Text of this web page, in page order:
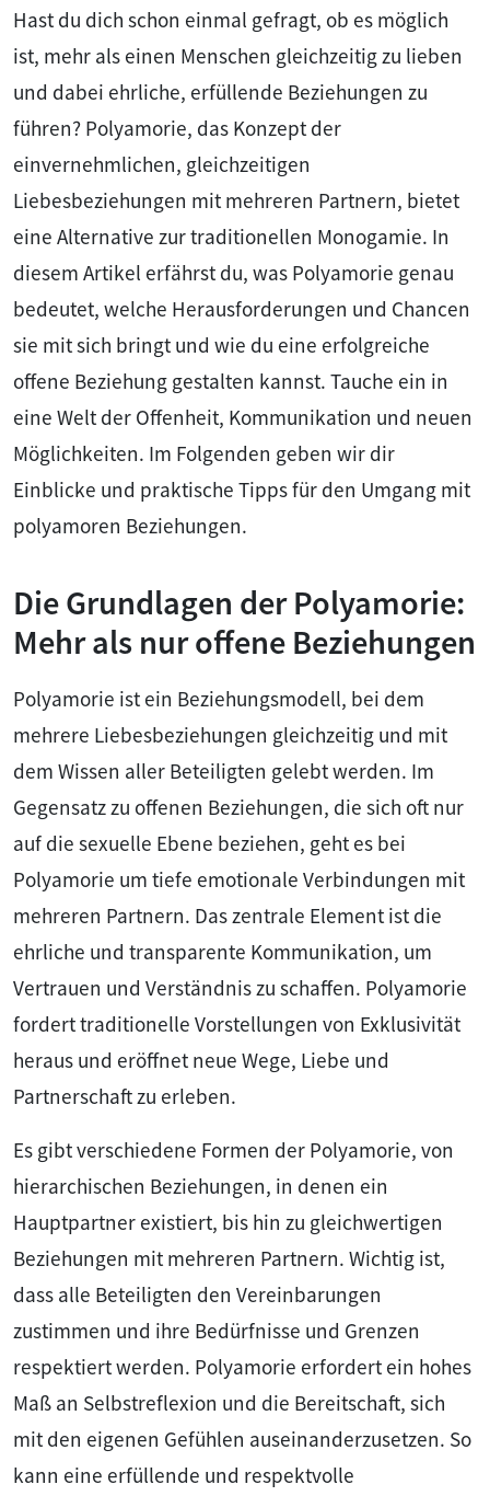
Hast du dich schon einmal gefragt, ob es möglich
ist, mehr als einen Menschen gleichzeitig zu lieben
und dabei ehrliche, erfüllende Beziehungen zu
führen? Polyamorie, das Konzept der
einvernehmlichen, gleichzeitigen
Liebesbeziehungen mit mehreren Partnern, bietet
eine Alternative zur traditionellen Monogamie. In
diesem Artikel erfährst du, was Polyamorie genau
bedeutet, welche Herausforderungen und Chancen
sie mit sich bringt und wie du eine erfolgreiche
offene Beziehung gestalten kannst. Tauche ein in
eine Welt der Offenheit, Kommunikation und neuen
Möglichkeiten. Im Folgenden geben wir dir
Einblicke und praktische Tipps für den Umgang mit
polyamoren Beziehungen.
Die Grundlagen der Polyamorie:
Mehr als nur offene Beziehungen
Polyamorie ist ein Beziehungsmodell, bei dem
mehrere Liebesbeziehungen gleichzeitig und mit
dem Wissen aller Beteiligten gelebt werden. Im
Gegensatz zu offenen Beziehungen, die sich oft nur
auf die sexuelle Ebene beziehen, geht es bei
Polyamorie um tiefe emotionale Verbindungen mit
mehreren Partnern. Das zentrale Element ist die
ehrliche und transparente Kommunikation, um
Vertrauen und Verständnis zu schaffen. Polyamorie
fordert traditionelle Vorstellungen von Exklusivität
heraus und eröffnet neue Wege, Liebe und
Partnerschaft zu erleben.
Es gibt verschiedene Formen der Polyamorie, von
hierarchischen Beziehungen, in denen ein
Hauptpartner existiert, bis hin zu gleichwertigen
Beziehungen mit mehreren Partnern. Wichtig ist,
dass alle Beteiligten den Vereinbarungen
zustimmen und ihre Bedürfnisse und Grenzen
respektiert werden. Polyamorie erfordert ein hohes
Maß an Selbstreflexion und die Bereitschaft, sich
mit den eigenen Gefühlen auseinanderzusetzen. So
kann eine erfüllende und respektvolle